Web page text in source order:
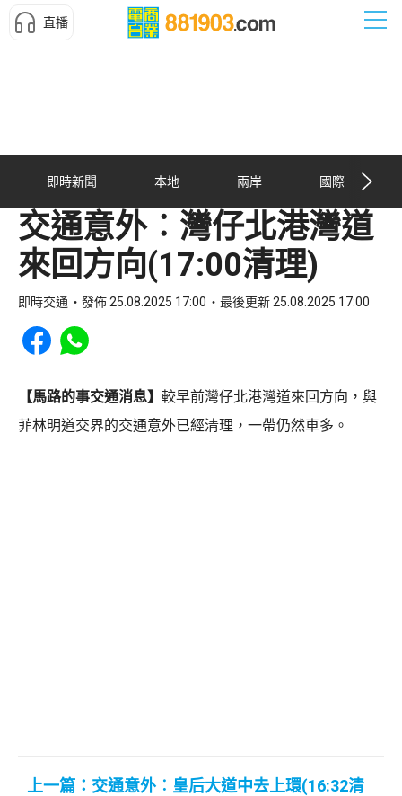
直播
即時新聞 本地 兩岸 國際
交通意外︰灣仔北港灣道
來回方向(17:00清理)
即時交通 發佈 25.08.2025 17:00 最後更新 25.08.2025 17:00
Share to Facebook
Share to WhatsApp
【馬路的事交通消息】 較早前灣仔北港灣道來回方向，與
菲林明道交界的交通意外已經清理，一帶仍然車多。
上一篇：交通意外︰皇后大道中去上環(16:32清